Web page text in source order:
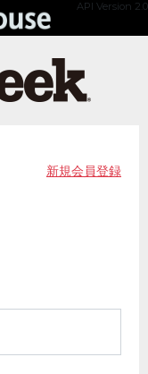
API Version 2.0
新規会員登録